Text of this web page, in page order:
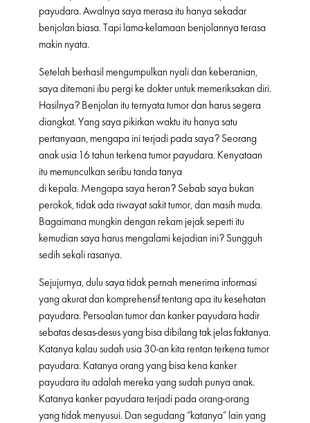
payudara. Awalnya saya merasa itu hanya sekadar
benjolan biasa. Tapi lama-kelamaan benjolannya terasa
makin nyata.
Setelah berhasil mengumpulkan nyali dan keberanian,
saya ditemani ibu pergi ke dokter untuk memeriksakan diri.
Hasilnya? Benjolan itu ternyata tumor dan harus segera
diangkat. Yang saya pikirkan waktu itu hanya satu
pertanyaan, mengapa ini terjadi pada saya? Seorang
anak usia 16 tahun terkena tumor payudara. Kenyataan
itu memunculkan seribu tanda tanya
di kepala. Mengapa saya heran? Sebab saya bukan
perokok, tidak ada riwayat sakit tumor, dan masih muda.
Bagaimana mungkin dengan rekam jejak seperti itu
kemudian saya harus mengalami kejadian ini? Sungguh
sedih sekali rasanya.
Sejujurnya, dulu saya tidak pernah menerima informasi
yang akurat dan komprehensif tentang apa itu kesehatan
payudara. Persoalan tumor dan kanker payudara hadir
sebatas desas-desus yang bisa dibilang tak jelas faktanya.
Katanya kalau sudah usia 30-an kita rentan terkena tumor
payudara. Katanya orang yang bisa kena kanker
payudara itu adalah mereka yang sudah punya anak.
Katanya kanker payudara terjadi pada orang-orang
yang tidak menyusui. Dan segudang “katanya” lain yang